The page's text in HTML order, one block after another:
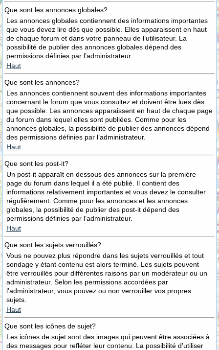
Que sont les annonces globales?
Les annonces globales contiennent des informations importantes
que vous devez lire dès que possible. Elles apparaissent en haut
de chaque forum et dans votre panneau de l’utilisateur. La
possibilité de publier des annonces globales dépend des
permissions définies par l’administrateur.
Haut
Que sont les annonces?
Les annonces contiennent souvent des informations importantes
concernant le forum que vous consultez et doivent être lues dès
que possible. Les annonces apparaissent en haut de chaque page
du forum dans lequel elles sont publiées. Comme pour les
annonces globales, la possibilité de publier des annonces dépend
des permissions définies par l’administrateur.
Haut
Que sont les post-it?
Un post-it apparaît en dessous des annonces sur la première
page du forum dans lequel il a été publié. Il contient des
informations relativement importantes et vous devez le consulter
régulièrement. Comme pour les annonces et les annonces
globales, la possibilité de publier des post-it dépend des
permissions définies par l’administrateur.
Haut
Que sont les sujets verrouillés?
Vous ne pouvez plus répondre dans les sujets verrouillés et tout
sondage y étant contenu est alors terminé. Les sujets peuvent
être verrouillés pour différentes raisons par un modérateur ou un
administrateur. Selon les permissions accordées par
l’administrateur, vous pouvez ou non verrouiller vos propres
sujets.
Haut
Que sont les icônes de sujet?
Les icônes de sujet sont des images qui peuvent être associées à
des messages pour refléter leur contenu. La possibilité d’utiliser